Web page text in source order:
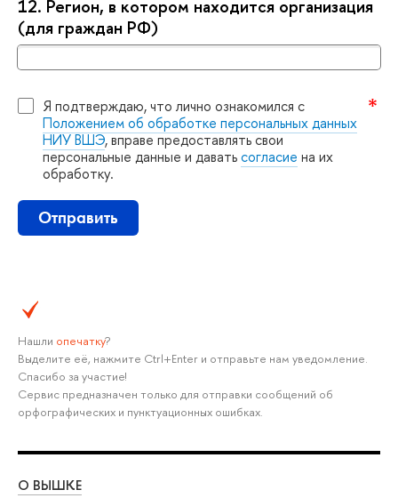
12. Регион, в котором находится организация
(для граждан РФ)
Я подтверждаю, что лично ознакомился с
Положением об обработке персональных данных
НИУ ВШЭ, вправе предоставлять свои
персональные данные и даватьсогласие на их
обработку.
Отправить
Нашли опечатку?
ыделите её, нажмите Ctrl+Enter и отправьте нам уведомление.
Спасибо за участие!
Сервис предназначен только для отправки сообщений о
орфографических и пунктуационных ошибках.
О ВЫШКЕ